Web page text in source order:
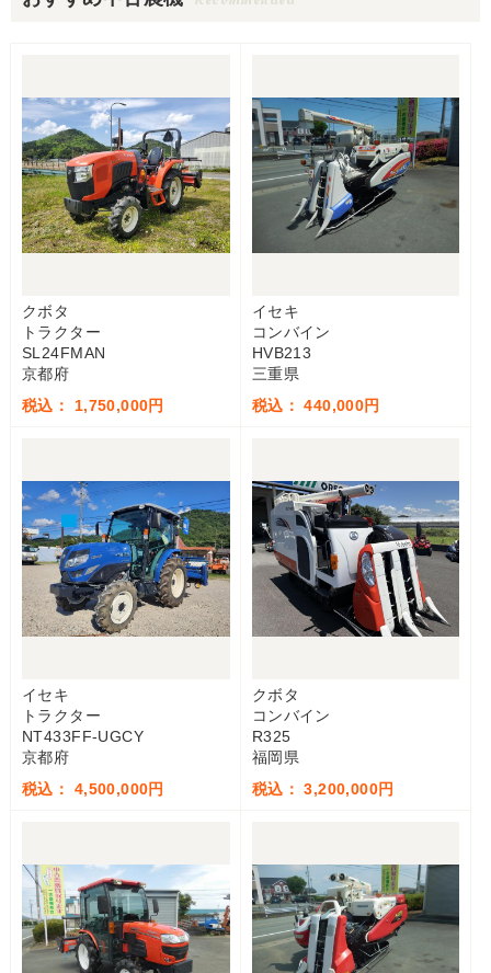
クボタ
トラクター
SL24FMAN
京都府
税込： 1,750,000円
イセキ
コンバイン
HVB213
三重県
税込： 440,000円
イセキ
トラクター
NT433FF-UGCY
京都府
税込： 4,500,000円
クボタ
コンバイン
R325
福岡県
税込： 3,200,000円